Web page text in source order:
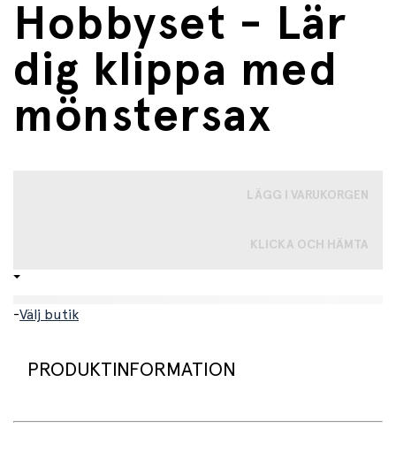
Hobbyset - Lär
dig klippa med
mönstersax
LÄGG I VARUKORGEN
KLICKA OCH HÄMTA
-Välj butik
PRODUKTINFORMATION